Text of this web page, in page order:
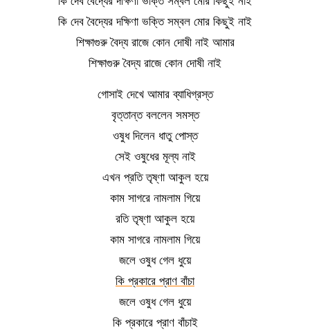
কি দেব বৈদ্যের দক্ষিণা ভক্তি সম্বল মোর কিছুই নাই
শিক্ষাগুরু বৈদ্য রাজে কোন দোষী নাই আমার
শিক্ষাগুরু বৈদ্য রাজে কোন দোষী নাই
গোসাই দেখে আমার ব্যাধিগ্রস্ত
বৃত্তান্ত বললেন সমস্ত
ওষুধ দিলেন ধাতু পোস্ত
সেই ওষুধের মূল্য নাই
এখন প্রতি তৃষ্ণা আকুল হয়ে
কাম সাগরে নামলাম গিয়ে
রতি তৃষ্ণা আকুল হয়ে
কাম সাগরে নামলাম গিয়ে
জলে ওষুধ গেল ধুয়ে
কি প্রকারে প্রাণ বাঁচা
জলে ওষুধ গেল ধুয়ে
কি প্রকারে প্রাণ বাঁচাই